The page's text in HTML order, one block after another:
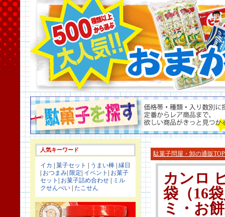
人気キーワード
イカ 菓子セット うまい棒 縁日
おつまみ 限定 イベント
お菓子
セット
お菓子詰め合わせ
ミル
クせんべい たこせん
駄菓子問屋・卸の通販TOP
カンロ
袋（16
ミ・お